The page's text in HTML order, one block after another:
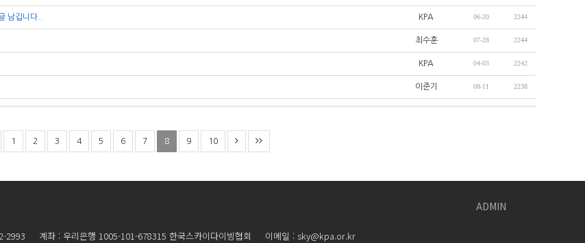
남깁니다.. KPA 06-20 2244
최수훈 07-28 2244
KPA 04-03 2242
이준기 08-11 2238
1 2 3 4 5 6 7 8 9 10
2993 계좌 : 우리은행 1005-101-678315 한국스카이다이빙협회 이메일 : sky@kpa.or.kr
ADMIN